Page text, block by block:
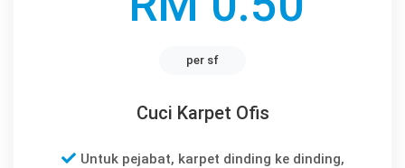
per sf
Cuci Karpet Ofis
Untuk pejabat, karpet dinding ke dinding,